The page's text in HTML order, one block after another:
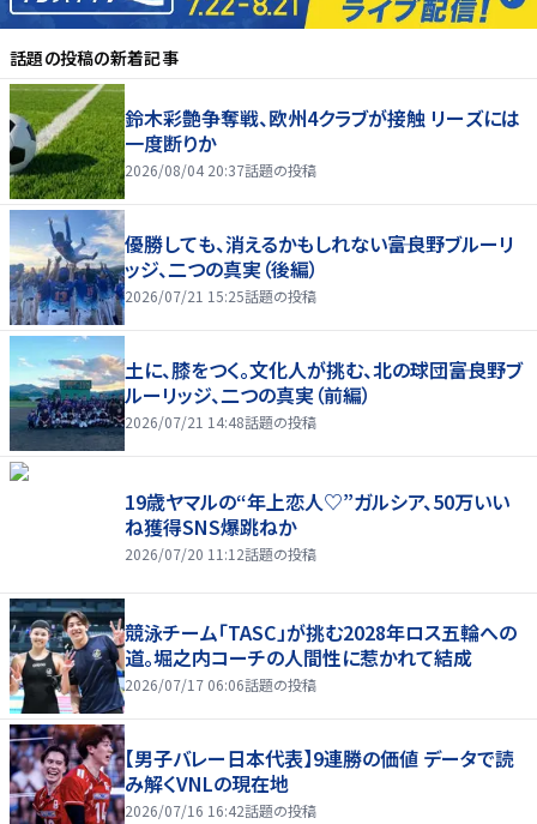
話題の投稿の新着記事
鈴木彩艶争奪戦、欧州4クラブが接触 リーズには
一度断りか
2026/08/04 20:37話題の投稿
優勝しても、消えるかもしれない――富良野ブルーリ
ッジ、二つの真実（後編）
2026/07/21 15:25話題の投稿
土に、膝をつく。文化人が挑む、北の球団――富良野ブ
ルーリッジ、二つの真実（前編）
2026/07/21 14:48話題の投稿
19歳ヤマルの“年上恋人♡”ガルシア、50万いい
ね獲得SNS爆跳ねか
2026/07/20 11:12話題の投稿
競泳チーム「TASC」が挑む2028年ロス五輪への
道。堀之内コーチの人間性に惹かれて結成
2026/07/17 06:06話題の投稿
【男子バレー日本代表】9連勝の価値 データで読
み解くVNLの現在地
2026/07/16 16:42話題の投稿